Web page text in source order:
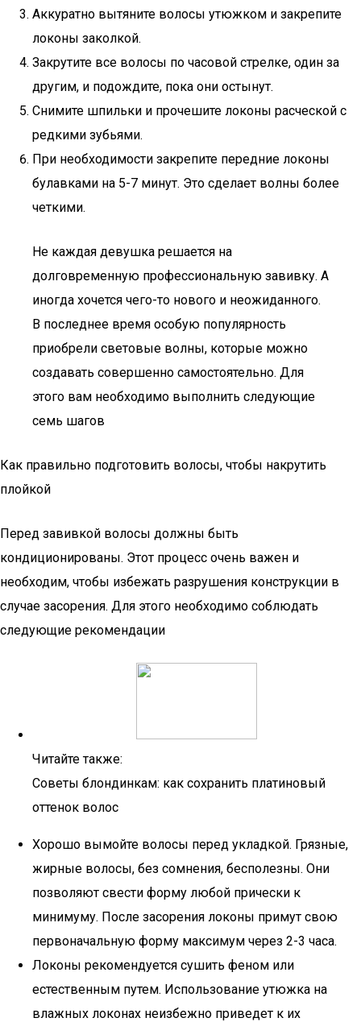
Аккуратно вытяните волосы утюжком и закрепите
локоны заколкой.
Закрутите все волосы по часовой стрелке, один за
другим, и подождите, пока они остынут.
Снимите шпильки и прочешите локоны расческой с
редкими зубьями.
При необходимости закрепите передние локоны
булавками на 5-7 минут. Это сделает волны более
четкими.
Не каждая девушка решается на
долговременную профессиональную завивку. А
иногда хочется чего-то нового и неожиданного.
В последнее время особую популярность
приобрели световые волны, которые можно
создавать совершенно самостоятельно. Для
этого вам необходимо выполнить следующие
семь шагов
Как правильно подготовить волосы, чтобы накрутить
плойкой
Перед завивкой волосы должны быть
кондиционированы. Этот процесс очень важен и
необходим, чтобы избежать разрушения конструкции в
случае засорения. Для этого необходимо соблюдать
следующие рекомендации
Читайте также:
Советы блондинкам: как сохранить платиновый
оттенок волос
Хорошо вымойте волосы перед укладкой. Грязные,
жирные волосы, без сомнения, бесполезны. Они
позволяют свести форму любой прически к
минимуму. После засорения локоны примут свою
первоначальную форму максимум через 2-3 часа.
Локоны рекомендуется сушить феном или
естественным путем. Использование утюжка на
влажных локонах неизбежно приведет к их